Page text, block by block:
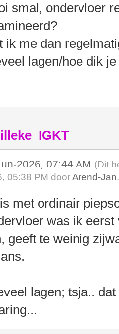
smal, ondervloer
ik me dan
lagen/hoe dik
2026, 07:44 AM (Dit
05:38 PM doorArend-Jan
met ordinair
was ik
geeft te weinig
lagen; tsja..